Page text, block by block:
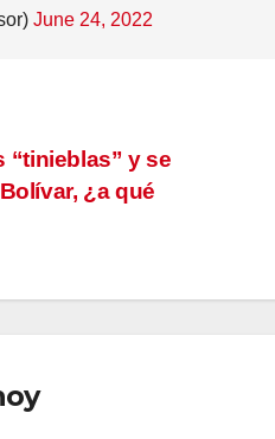
June 24, 2022
“tinieblas” y se
¿a qué